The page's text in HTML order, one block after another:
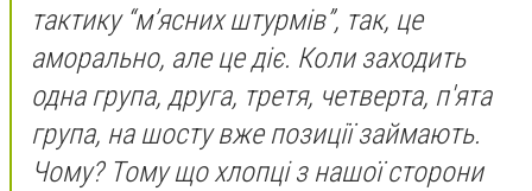
тактику “мʼясних штурмів”, так, це
аморально, але це діє. Коли заходить
одна група, друга, третя, четверта, п'ята
група, на шосту вже позиції займають.
Чому? Тому що хлопці з нашої сторони